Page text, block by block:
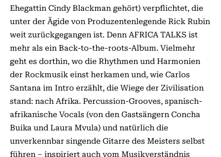
Ehegattin Cindy Blackman gehört) verpflichtet, die
unter der Ägide von Produzentenlegende Rick Rubin
weit zurückgegangen ist. Denn AFRICA TALKS ist
mehr als ein Back-to-the-roots-Album. Vielmehr
geht es dorthin, wo die Rhythmen und Harmonien
der Rockmusik einst herkamen und, wie Carlos
Santana im Intro erzählt, die Wiege der Zivilisation
stand: nach Afrika. Percussion-Grooves, spanisch-
afrikanische Vocals (von den Gastsängern Concha
Buika und Laura Mvula) und natürlich die
unverkennbar singende Gitarre des Meisters selbst
führen – inspiriert auch vom Musikverständnis